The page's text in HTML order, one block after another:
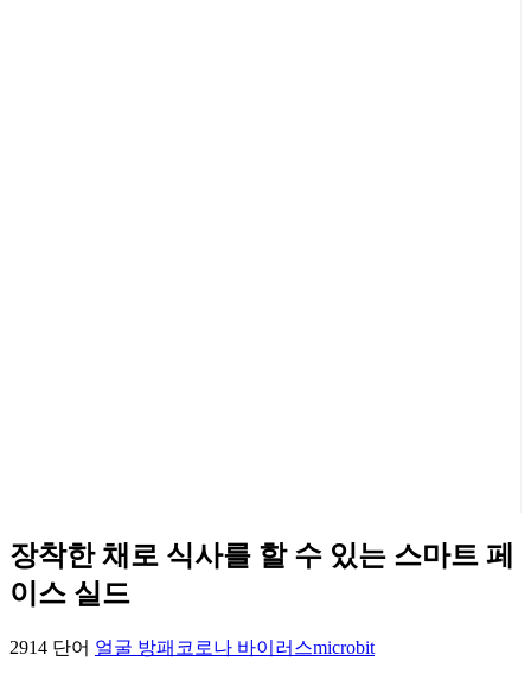
장착한 채로 식사를 할 수 있는 스마트 페
이스 실드
2914 단어 얼굴 방패 코로나 바이러스microbit